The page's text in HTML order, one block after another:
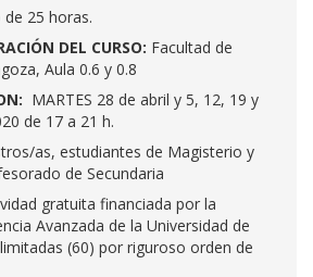
de 25 horas.
DEL CURSO: Facultad de
Aula 0.6 y 0.8
MARTES 28 de abril y 5, 12, 19 y
de 17 a 21 h.
as, estudiantes de Magisterio y
de Secundaria
gratuita financiada por la
Avanzada de la Universidad de
(60) por riguroso orden de